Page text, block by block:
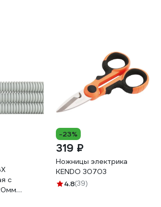
c
-23%
319 ₽
Ножницы электрика
KENDO 30703
4.8(39)